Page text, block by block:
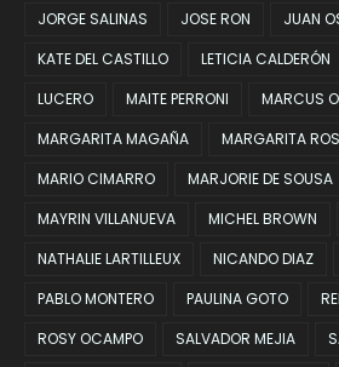
JORGE SALINAS
JOSE RON JUAN
KATE DEL CASTILLO
LETICIA CALDERÓN
LUCERO
MAITE PERRONI
MARCUS
MARGARITA MAGAÑA
MARGARITA
MARIO CIMARRO
MARJORIE DE SOUSA
MAYRIN VILLANUEVA
MICHEL BROWN
NATHALIE LARTILLEUX
NICANDO DIAZ
PABLO MONTERO
PAULINA GOTO
ROSY OCAMPO
SALVADOR MEJIA